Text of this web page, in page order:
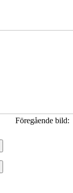
Föregående bild: